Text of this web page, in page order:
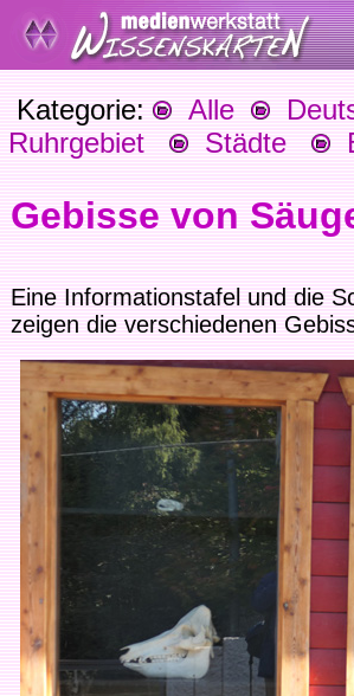
Kategorie: Alle
Ruhrgebiet
Städte
Gebisse von
Eine Informationstafel und die
zeigen die verschiedenen